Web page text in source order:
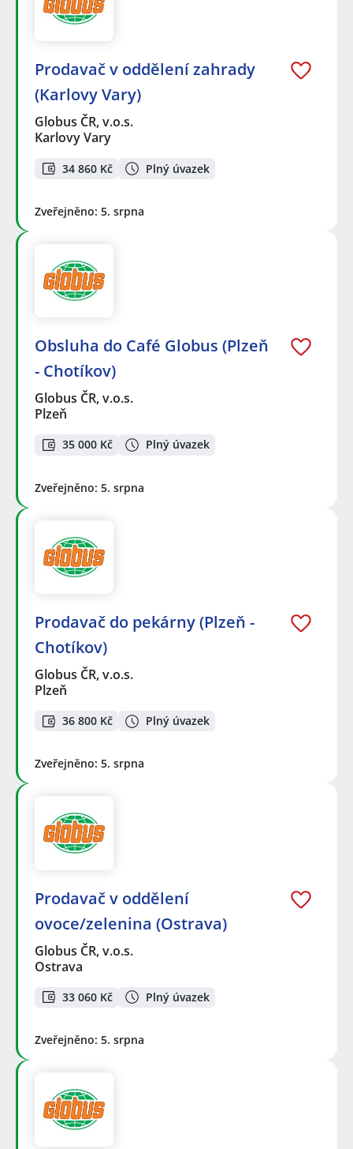
Prodavač v oddělení zahrady
(Karlovy Vary)
Globus ČR, v.o.s.
Karlovy Vary
34 860 Kč Plný úvazek
Zveřejněno: 5. srpna
Obsluha do Café Globus (Plzeň
- Chotíkov)
Globus ČR, v.o.s.
Plzeň
35 000 Kč Plný úvazek
Zveřejněno: 5. srpna
Prodavač do pekárny (Plzeň -
Chotíkov)
Globus ČR, v.o.s.
Plzeň
36 800 Kč Plný úvazek
Zveřejněno: 5. srpna
Prodavač v oddělení
ovoce/zelenina (Ostrava)
Globus ČR, v.o.s.
Ostrava
33 060 Kč Plný úvazek
Zveřejněno: 5. srpna